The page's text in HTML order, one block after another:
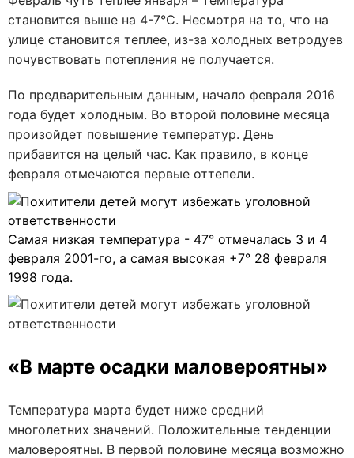
становится выше на 4-7°C. Несмотря на то, что на
улице становится теплее, из-за холодных ветродуев
почувствовать потепления не получается.
По предварительным данным, начало февраля 2016
года будет холодным. Во второй половине месяца
произойдет повышение температур. День
прибавится на целый час. Как правило, в конце
февраля отмечаются первые оттепели.
Самая низкая температура - 47° отмечалась 3 и 4
февраля 2001-го, а самая высокая +7° 28 февраля
1998 года.
«В марте осадки маловероятны»
Температура марта будет ниже средний
многолетних значений. Положительные тенденции
маловероятны. В первой половине месяца возможно